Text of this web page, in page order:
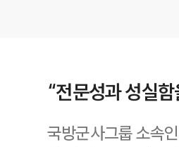
“전문성과 성실
국방군사그룹 소속